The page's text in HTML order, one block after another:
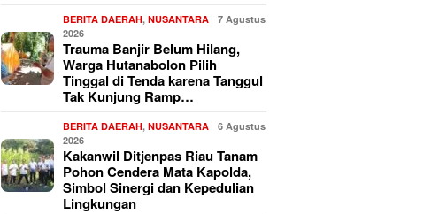
BERITA DAERAH,NUSANTARA
7 Agustus
2026
Trauma Banjir Belum Hilang,
Warga Hutanabolon Pilih
Tinggal di Tenda karena Tanggul
Tak Kunjung Ramp…
BERITA DAERAH,NUSANTARA
6 Agustus
2026
Kakanwil Ditjenpas Riau Tanam
Pohon Cendera Mata Kapolda,
Simbol Sinergi dan Kepedulian
Lingkungan